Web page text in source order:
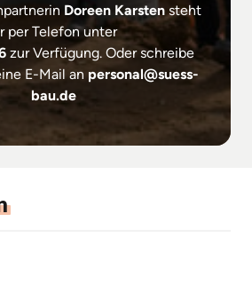
Doreen Karsten steht
zur Verfügung. Oder schreibe
E-Mail an personal@suess-
bau.de